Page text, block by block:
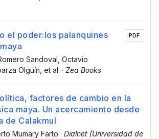
el poder:los palanquines
Sandoval , Octavio
Olguín , et al. · Zea Books
PDF
factores de cambio en la
maya. Un acercamiento desde
de Calakmul
Mumary Farto · Dialnet (Universidad de